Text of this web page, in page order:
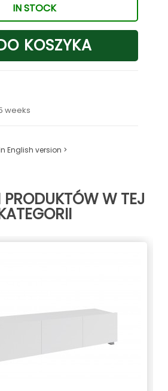
IN STOCK
KOSZYKA
weeks
English version >
W TEJ